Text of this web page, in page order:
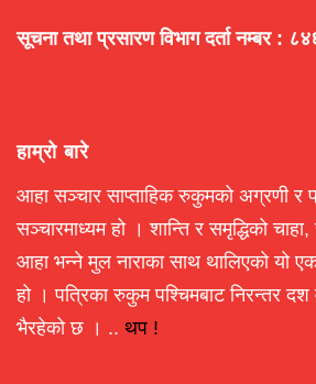
सूचना तथा प्रसारण विभाग दर्ता नम्बर :
हाम्रो बारे
आहा सञ्चार साप्ताहिक रुकुमको अग्रणी र
सञ्चारमाध्यम हो । शान्ति र समृद्धिको चाहा,
आहा भन्ने मुल नाराका साथ थालिएको यो
हो । पत्रिका रुकुम पश्चिमबाट निरन्तर दश
भैरहेको छ । .. थप !